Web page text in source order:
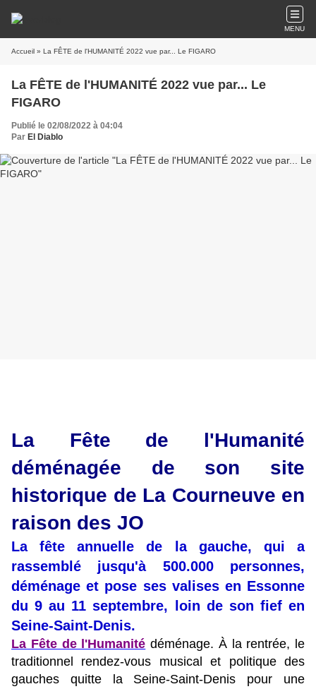
MENU
Accueil » La FÊTE de l'HUMANITÉ 2022 vue par... Le FIGARO
La FÊTE de l'HUMANITÉ 2022 vue par... Le
FIGARO
Publié le 02/08/2022 à 04:04
Par El Diablo
La Fête de l'Humanité
déménagée de son site
historique de La Courneuve en
raison des JO
La fête annuelle de la gauche, qui a
rassemblé jusqu'à 500.000 personnes,
déménage et pose ses valises en Essonne
du 9 au 11 septembre, loin de son fief en
Seine-Saint-Denis.
La Fête de l'Humanité déménage. À la rentrée, le
traditionnel rendez-vous musical et politique des
gauches quitte la Seine-Saint-Denis pour une